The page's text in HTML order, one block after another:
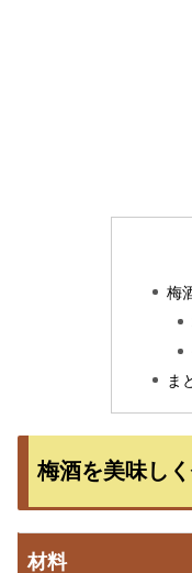
梅
ま
梅酒を美味し
材料